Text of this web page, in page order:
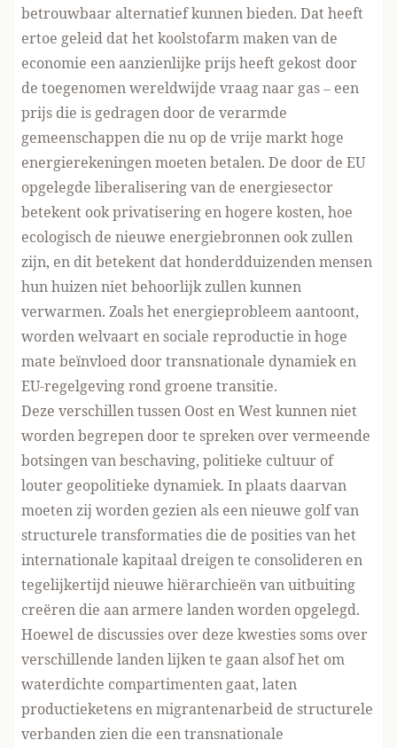
betrouwbaar alternatief kunnen bieden. Dat heeft
ertoe geleid dat het koolstofarm maken van de
economie een aanzienlijke prijs heeft gekost door
de toegenomen wereldwijde vraag naar gas – een
prijs die is gedragen door de verarmde
gemeenschappen die nu op de vrije markt hoge
energierekeningen moeten betalen. De door de EU
opgelegde liberalisering van de energiesector
betekent ook privatisering en hogere kosten, hoe
ecologisch de nieuwe energiebronnen ook zullen
zijn, en dit betekent dat honderdduizenden mensen
hun huizen niet behoorlijk zullen kunnen
verwarmen. Zoals het energieprobleem aantoont,
worden welvaart en sociale reproductie in hoge
mate beïnvloed door transnationale dynamiek en
EU-regelgeving rond groene transitie.
Deze verschillen tussen Oost en West kunnen niet
worden begrepen door te spreken over vermeende
botsingen van beschaving, politieke cultuur of
louter geopolitieke dynamiek. In plaats daarvan
moeten zij worden gezien als een nieuwe golf van
structurele transformaties die de posities van het
internationale kapitaal dreigen te consolideren en
tegelijkertijd nieuwe hiërarchieën van uitbuiting
creëren die aan armere landen worden opgelegd.
Hoewel de discussies over deze kwesties soms over
verschillende landen lijken te gaan alsof het om
waterdichte compartimenten gaat, laten
productieketens en migrantenarbeid de structurele
verbanden zien die een transnationale